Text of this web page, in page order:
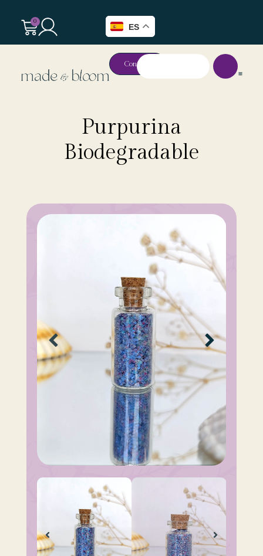
ES
0
Contacto
Purpurina
Biodegradable